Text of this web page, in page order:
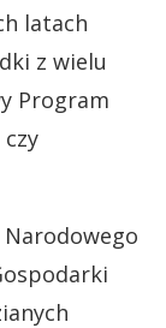
latach
z wielu
Program